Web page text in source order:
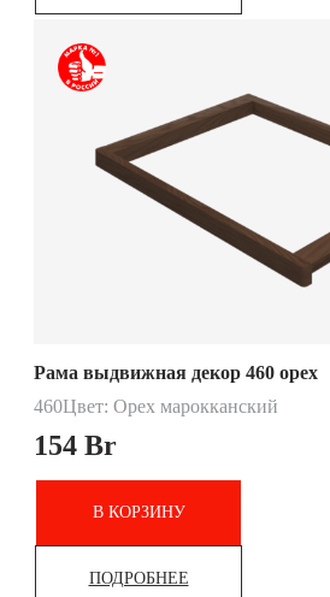
Рама выдвижная декор 460 орех
460Цвет: Орех марокканский
154 Br
В КОРЗИНУ
ПОДРОБНЕЕ